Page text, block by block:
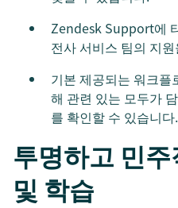
Zendesk Support에
전사 서비스 팀의 지
기본 제공되는 워크플
해 관련 있는 모두가
를 확인할 수 있습니다.
투명하고 민
및 학습